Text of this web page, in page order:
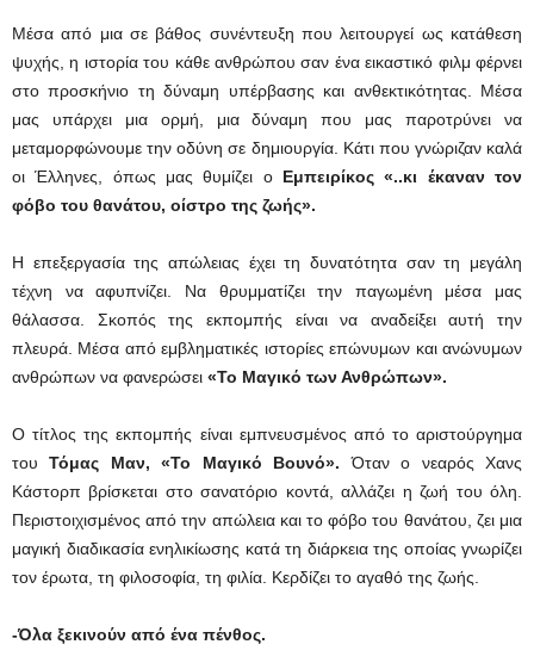
Μέσα από μια σε βάθος συνέντευξη που λειτουργεί ως κατάθεση
ψυχής, η ιστορία του κάθε ανθρώπου σαν ένα εικαστικό φιλμ φέρνει
στο προσκήνιο τη δύναμη υπέρβασης και ανθεκτικότητας. Μέσα
μας υπάρχει μια ορμή, μια δύναμη που μας παροτρύνει να
μεταμορφώνουμε την οδύνη σε δημιουργία. Κάτι που γνώριζαν καλά
οι Έλληνες, όπως μας θυμίζει οΕμπειρίκος «..κι έκαναν τον
φόβο του θανάτου, οίστρο της ζωής».
Η επεξεργασία της απώλειας έχει τη δυνατότητα σαν τη μεγάλη
τέχνη να αφυπνίζει. Να θρυμματίζει την παγωμένη μέσα μας
θάλασσα. Σκοπός της εκπομπής είναι να αναδείξει αυτή την
πλευρά. Μέσα από εμβληματικές ιστορίες επώνυμων και ανώνυμων
ανθρώπων να φανερώσει «Το Μαγικό των Ανθρώπων».
Ο τίτλος της εκπομπής είναι εμπνευσμένος από το αριστούργημα
τουΤόμας Μαν, «Το Μαγικό Βουνό». Όταν ο νεαρός Χανς
Κάστορπ βρίσκεται στο σανατόριο κοντά, αλλάζει η ζωή του όλη.
Περιστοιχισμένος από την απώλεια και το φόβο του θανάτου, ζει μια
μαγική διαδικασία ενηλικίωσης κατά τη διάρκεια της οποίας γνωρίζει
τον έρωτα, τη φιλοσοφία, τη φιλία. Κερδίζει το αγαθό της ζωής.
-Όλα ξεκινούν από ένα πένθος.